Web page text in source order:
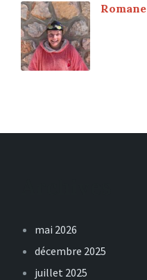
Romane
mai 2026
décembre 2025
juillet 2025